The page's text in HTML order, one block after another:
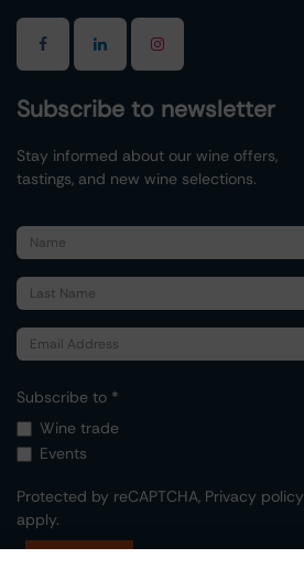
Subscribe to newsletter
Stay informed about our wine offers,
tastings, and new wine selections.
Subscribe to *
Wine trade
Events
Protected by reCAPTCHA, Privacy policy
apply.